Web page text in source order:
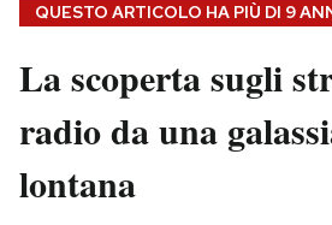
HOME
Italia
Politica
Tecnologia
QUESTO ARTICOLO HA PIÙ DI 9
La scoperta sugli
radio da una
lontana